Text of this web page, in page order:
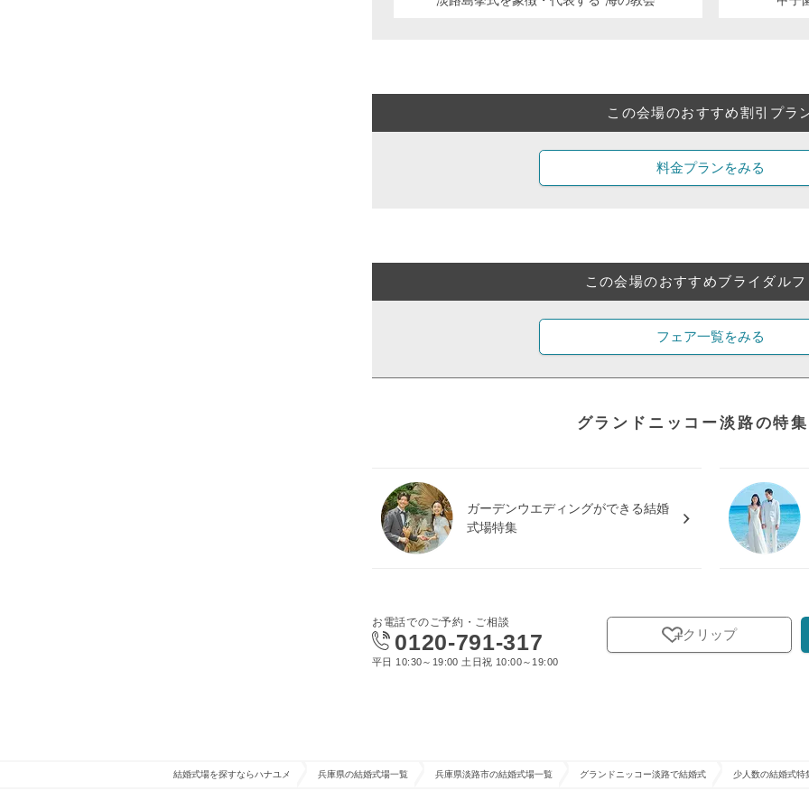
この会場のおすすめ割引プラ
料金プランをみる
この会場のおすすめブライダル
フェア一覧をみる
グランドニッコー淡路の特
ガーデンウエディングができる結婚
式場特集
お電話でのご予約・ご相談
0120-791-317
平日 10:30～19:00 土日祝 10:00～19:00
クリップ
結婚式場を探すならハナユメ 兵庫県の結婚式場一覧 兵庫県淡路市の結婚式場一覧 グランドニッコー淡路で結婚式 少人数の結婚式特